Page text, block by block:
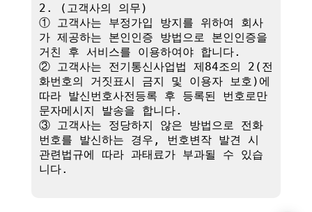
2. (고객사의 의무)
① 고객사는 부정가입 방지를 위하여 회사
가 제공하는 본인인증 방법으로 본인인증을
거친 후 서비스를 이용하여야 합니다.
② 고객사는 전기통신사업법 제84조의 2(전
화번호의 거짓표시 금지 및 이용자 보호)에
따라 발신번호사전등록 후 등록된 번호로만
문자메시지 발송을 합니다.
③ 고객사는 정당하지 않은 방법으로 전화
번호를 발신하는 경우, 번호변작 발견 시
관련법규에 따라 과태료가 부과될 수 있습
니다.